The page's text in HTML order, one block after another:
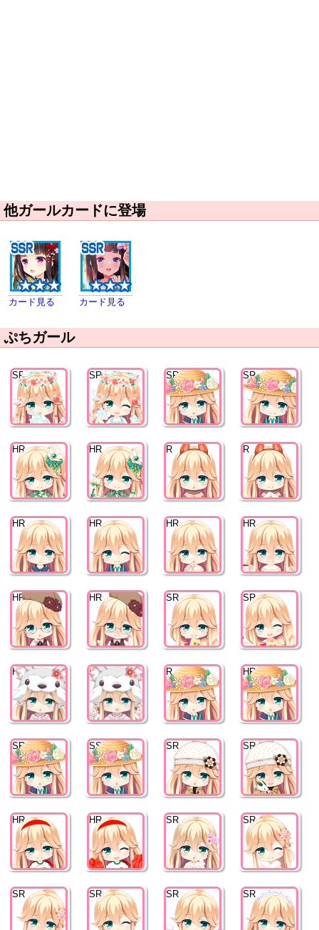
他ガールカードに登場
カード見る カード見る
ぷちガール
SR SR SR SR
HR HR R R
HR HR HR HR
HR HR SR SR
HR HR R HR
SR SSR SR SR
HR HR SR SR
SR SR SR SR